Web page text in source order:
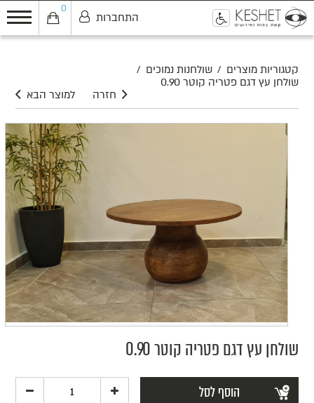
0
התחברות
קטגוריות מוצרים / שולחנות נמוכים /
שולחן עץ דגם פטריה קוטר 0.90
למוצר הבא
חזרה
שולחן עץ דגם פטריה קוטר 0.90
הוסף לסל